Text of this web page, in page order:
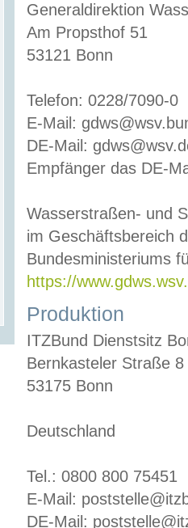
Generaldirektion
Am Propsthof 51
53121 Bonn
Telefon: 0228/7090-0
E-Mail:
DE-Mail:
Empfänger das DE-
Wasserstraßen- und
im Geschäftsbereich
Bundesministeriums
https://
Produktion
ITZBund Dienstsitz
Bernkasteler Straße 8
53175 Bonn
Deutschland
Tel.: 0800 800 75451
E-Mail:
DE-Mail: